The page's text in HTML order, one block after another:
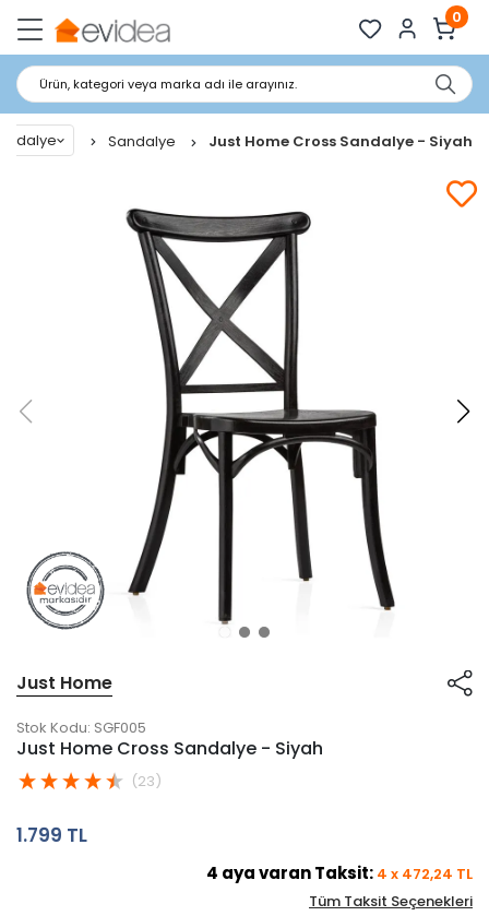
0
Ürün, kategori veya marka adı ile arayınız.
Sandalye Just Home Cross Sandalye - Siyah
Just Home
Stok Kodu: SGF005
Just Home Cross Sandalye - Siyah
(23)
1.799 TL
4 aya varan Taksit: 4 x 472,24 TL
Tüm Taksit Seçenekleri